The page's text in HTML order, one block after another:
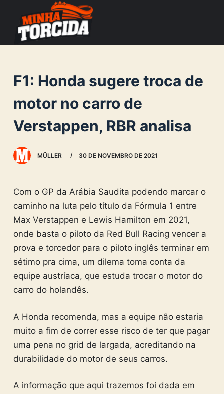
o
n
e
F1: Honda sugere troca de
motor no carro de
Verstappen, RBR analisa
MÜLLER 30 DE NOVEMBRO DE 2021
Com o GP da Arábia Saudita podendo marcar o
caminho na luta pelo título da Fórmula 1 entre
Max Verstappen e Lewis Hamilton em 2021,
onde basta o piloto da Red Bull Racing vencer a
prova e torcedor para o piloto inglês terminar em
sétimo pra cima, um dilema toma conta da
equipe austríaca, que estuda trocar o motor do
carro do holandês.
A Honda recomenda, mas a equipe não estaria
muito a fim de correr esse risco de ter que pagar
uma pena no grid de largada, acreditando na
durabilidade do motor de seus carros.
A informação que aqui trazemos foi dada em